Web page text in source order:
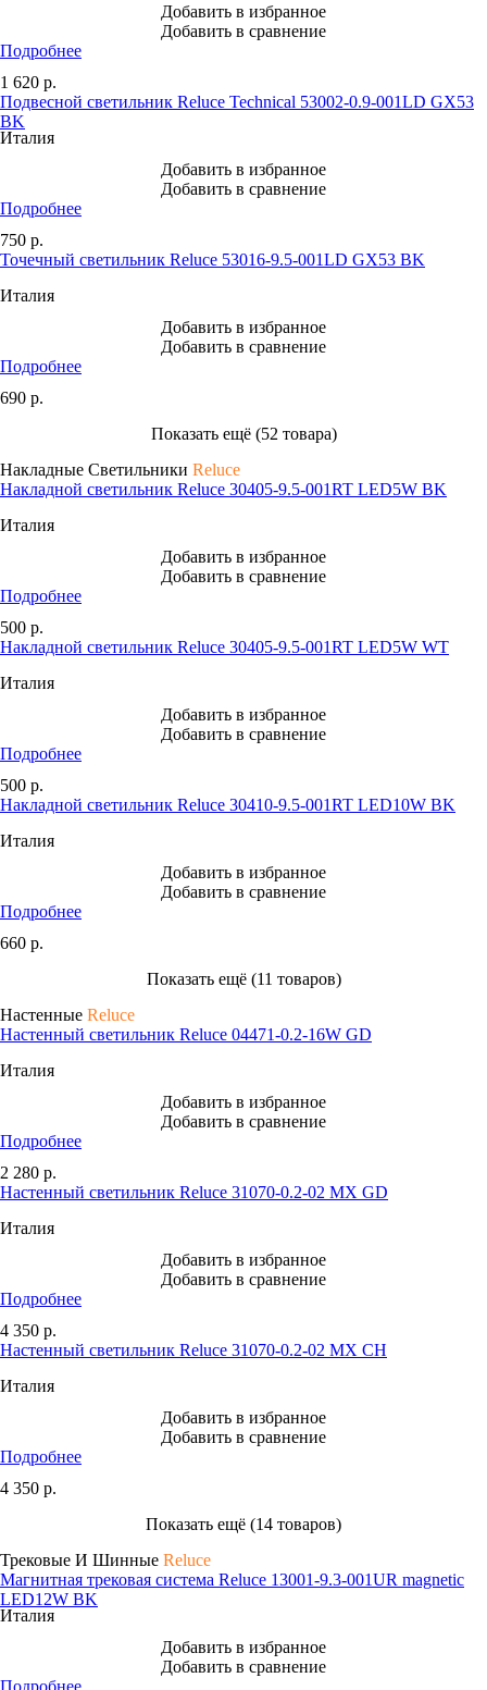
Добавить в избранное
Добавить в сравнение
Подробнее
1 620 р.
Подвесной светильник Reluce Technical 53002-0.9-001LD GX53
BK
Италия
Добавить в избранное
Добавить в сравнение
Подробнее
750 р.
Точечный светильник Reluce 53016-9.5-001LD GX53 BK
Италия
Добавить в избранное
Добавить в сравнение
Подробнее
690 р.
Показать ещё (52 товара)
Накладные Светильники Reluce
Накладной светильник Reluce 30405-9.5-001RT LED5W BK
Италия
Добавить в избранное
Добавить в сравнение
Подробнее
500 р.
Накладной светильник Reluce 30405-9.5-001RT LED5W WT
Италия
Добавить в избранное
Добавить в сравнение
Подробнее
500 р.
Накладной светильник Reluce 30410-9.5-001RT LED10W BK
Италия
Добавить в избранное
Добавить в сравнение
Подробнее
660 р.
Показать ещё (11 товаров)
Настенные Reluce
Настенный светильник Reluce 04471-0.2-16W GD
Италия
Добавить в избранное
Добавить в сравнение
Подробнее
2 280 р.
Настенный светильник Reluce 31070-0.2-02 MX GD
Италия
Добавить в избранное
Добавить в сравнение
Подробнее
4 350 р.
Настенный светильник Reluce 31070-0.2-02 MX CH
Италия
Добавить в избранное
Добавить в сравнение
Подробнее
4 350 р.
Показать ещё (14 товаров)
Трековые И Шинные Reluce
Магнитная трековая система Reluce 13001-9.3-001UR magnetic
LED12W BK
Италия
Добавить в избранное
Добавить в сравнение
Подробнее